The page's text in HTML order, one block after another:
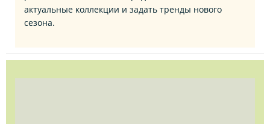
актуальные коллекции и задать тренды нового
сезона.